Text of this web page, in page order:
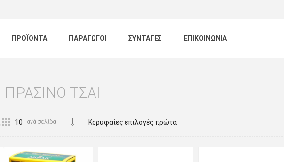
ΠΡΟΪΟΝΤΑ ΠΑΡΑΓΩΓΟΙ ΣΥΝΤΑΓΕΣ ΕΠΙΚΟΙΝΩΝΙΑ
ΠΡΑΣΙΝΟ ΤΣΑΙ
ανά σελίδα